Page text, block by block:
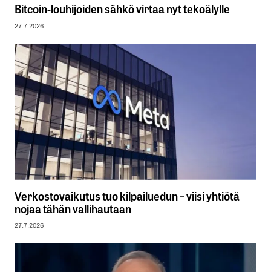
Bitcoin-louhijoiden sähkö virtaa nyt tekoälylle
27.7.2026
Verkostovaikutus tuo kilpailuedun – viisi yhtiötä
nojaa tähän vallihautaan
27.7.2026